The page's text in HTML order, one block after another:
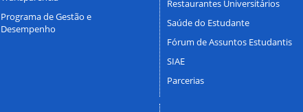
Programa de Gestão e
Desempenho
Restaurantes Universitários
Saúde do Estudante
Fórum de Assuntos Estudantis
SIAE
Parcerias